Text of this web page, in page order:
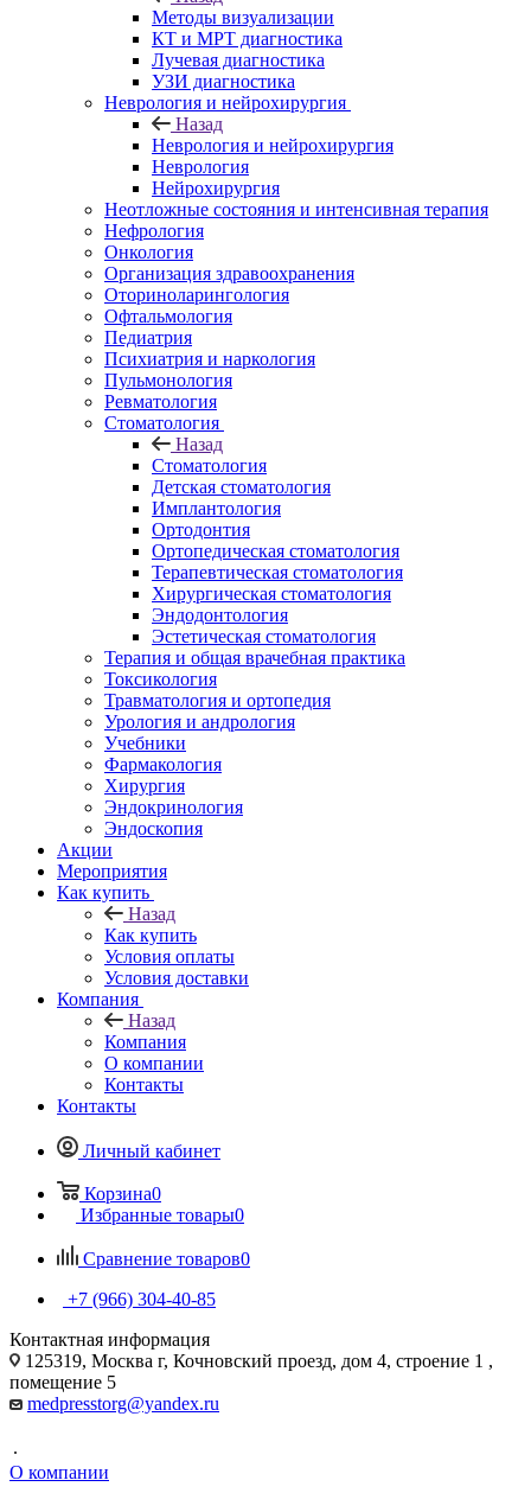
Методы визуализации
КТ и МРТ диагностика
Лучевая диагностика
УЗИ диагностика
Неврология и нейрохирургия
Назад
Неврология и нейрохирургия
Неврология
Нейрохирургия
Неотложные состояния и интенсивная терапия
Нефрология
Онкология
Организация здравоохранения
Оториноларингология
Офтальмология
Педиатрия
Психиатрия и наркология
Пульмонология
Ревматология
Стоматология
Назад
Стоматология
Детская стоматология
Имплантология
Ортодонтия
Ортопедическая стоматология
Терапевтическая стоматология
Хирургическая стоматология
Эндодонтология
Эстетическая стоматология
Терапия и общая врачебная практика
Токсикология
Травматология и ортопедия
Урология и андрология
Учебники
Фармакология
Хирургия
Эндокринология
Эндоскопия
Акции
Мероприятия
Как купить
Назад
Как купить
Условия оплаты
Условия доставки
Компания
Назад
Компания
О компании
Контакты
Контакты
Личный кабинет
Корзина0
Избранные товары0
Сравнение товаров0
+7 (966) 304-40-85
Контактная информация
125319, Москва г, Кочновский проезд, дом 4, строение 1 ,
помещение 5
medpresstorg@yandex.ru
.
О компании